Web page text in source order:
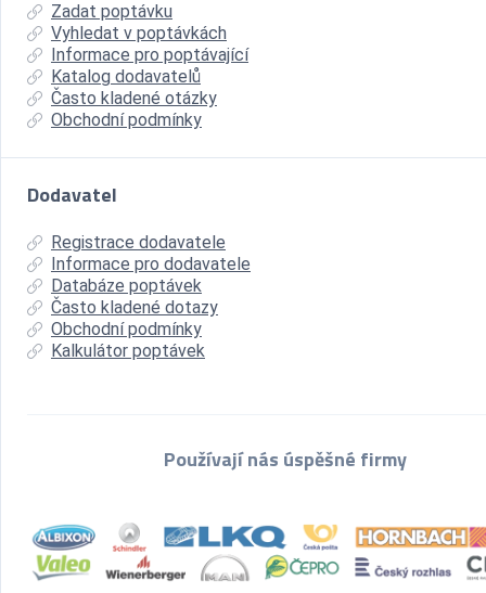
Zadat poptávku
Vyhledat v poptávkách
Informace pro poptávající
Katalog dodavatelů
Často kladené otázky
Obchodní podmínky
Dodavatel
Registrace dodavatele
Informace pro dodavatele
Databáze poptávek
Často kladené dotazy
Obchodní podmínky
Kalkulátor poptávek
Používají nás úspěšné firmy